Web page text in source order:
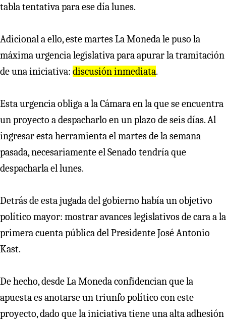
tabla tentativa para ese día lunes.
Adicional a ello, este martes La Moneda le puso la
máxima urgencia legislativa para apurar la tramitación
de una iniciativa: discusión inmediata.
Esta urgencia obliga a la Cámara en la que se encuentra
un proyecto a despacharlo en un plazo de seis días. Al
ingresar esta herramienta el martes de la semana
pasada, necesariamente el Senado tendría que
despacharla el lunes.
Detrás de esta jugada del gobierno había un objetivo
político mayor: mostrar avances legislativos de cara a la
primera cuenta pública del Presidente José Antonio
Kast.
De hecho, desde La Moneda confidencian que la
apuesta es anotarse un triunfo político con este
proyecto, dado que la iniciativa tiene una alta adhesión